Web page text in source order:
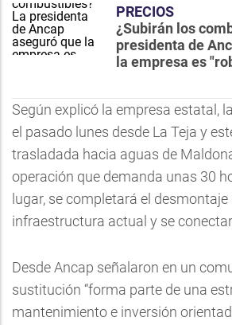
PRECIOS
¿Subirán los
presidenta de
la empresa es
Según explicó la empresa estatal,
el pasado lunes desde La Teja y
trasladada hacia aguas de
operación que demanda unas 30
lugar, se completará el desmontaje
infraestructura actual y se
Desde Ancap señalaron en un
sustitución “forma parte de una
mantenimiento e inversión